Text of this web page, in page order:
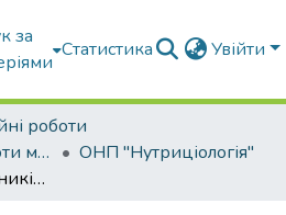
за
Статистика Увійти
роботи
Кваліфікаційні роботи магістрів
ОНП "Нутриціологія"
Дослідження показників якості прополісу та ефективності його використання у технології ковбасних виробів